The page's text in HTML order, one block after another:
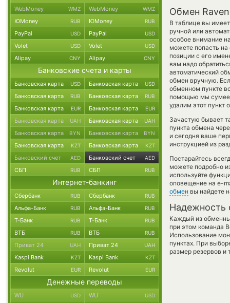
Обмен
В таблице вы
ручной или
особое внимание
можете попасть
позиции с его
вам надо
автоматический
обмен вручную.
обменном пункте
помощью мы
удалим этот пункт
Зачастую бывает
пункта обмена
и сегодня ваше
инструкцией из
Постарайтесь
можете подробно
используйте
оповещение на e-
обмен вы найдете
Надежность
Каждый из
при этом команда
Использование
пунктах. При
размер резервов и
WebMoney WMZ WebMoney WMZ
ЮMoney RUB ЮMoney RUB
PayPal USD PayPal USD
Volet USD Volet USD
Alipay CNY Alipay CNY
Банковские счета и карты
Банковская карта USD Банковская карта USD
Банковская карта RUB Банковская карта RUB
Банковская карта EUR Банковская карта EUR
Банковская карта UAH Банковская карта UAH
Банковская карта BYN Банковская карта BYN
Банковская карта KZT Банковская карта KZT
Банковский счет AED Банковский счет AED
СБП RUB СБП RUB
Интернет-банкинг
Сбербанк RUB Сбербанк RUB
Альфа-Банк RUB Альфа-Банк RUB
Т-Банк RUB Т-Банк RUB
ВТБ RUB ВТБ RUB
Приват 24 UAH Приват 24 UAH
Kaspi Bank KZT Kaspi Bank KZT
Revolut EUR Revolut EUR
Денежные переводы
WU USD WU USD